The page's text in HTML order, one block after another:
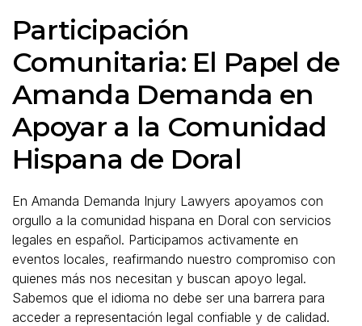
Participación
Comunitaria: El Papel de
Amanda Demanda en
Apoyar a la Comunidad
Hispana de Doral
En Amanda Demanda Injury Lawyers apoyamos con
orgullo a la comunidad hispana en Doral con servicios
legales en español. Participamos activamente en
eventos locales, reafirmando nuestro compromiso con
quienes más nos necesitan y buscan apoyo legal.
Sabemos que el idioma no debe ser una barrera para
acceder a representación legal confiable y de calidad.